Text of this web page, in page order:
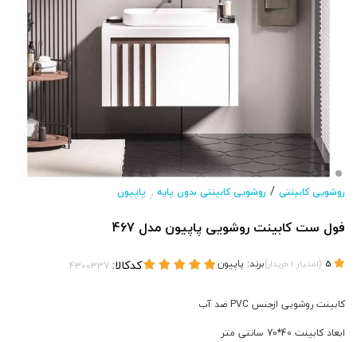
روشویی کابینتی / روشویی کابینتی بدون پایه / پاپیون
فول ست کابینت روشویی پاپیون مدل 467
(امتیاز 1خریدار)برند: پاپیون کدکالا:
کابینت روشویی ازجنس PVC ضد آب
ابعاد کابینت 40*70 سانتی متر